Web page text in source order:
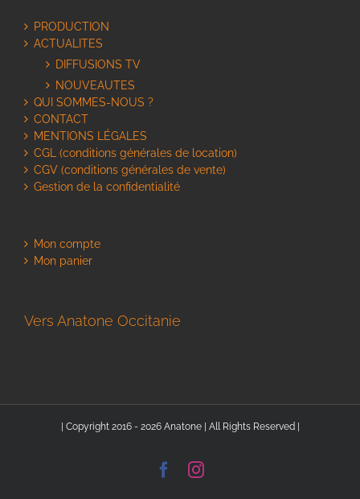
PRODUCTION
ACTUALITES
DIFFUSIONS TV
NOUVEAUTES
QUI SOMMES-NOUS ?
CONTACT
MENTIONS LÉGALES
CGL (conditions générales de location)
CGV (conditions générales de vente)
Gestion de la confidentialité
Mon compte
Mon panier
Vers Anatone Occitanie
| Copyright 2016 - 2026 Anatone | All Rights Reserved |
FacebookInstagram